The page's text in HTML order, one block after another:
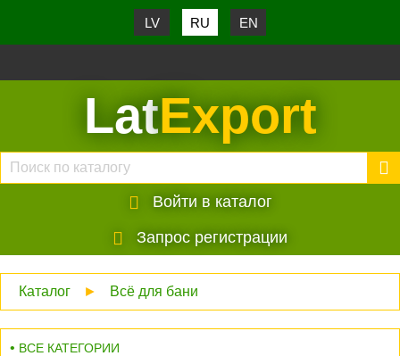
LV RU EN
LatExport
Войти в каталог
Запрос регистрации
Каталог ► Всё для бани
ВСЕ КАТЕГОРИИ